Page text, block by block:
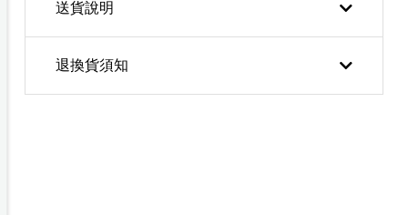
送貨說明
退換貨須知